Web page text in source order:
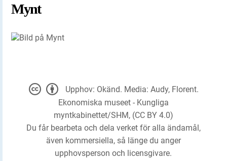
Mynt
Upphov: Okänd. Media: Audy, Florent.
Ekonomiska museet - Kungliga
myntkabinettet/SHM, (CC BY 4.0)
Du får bearbeta och dela verket för alla ändamål,
även kommersiella, så länge du anger
upphovsperson och licensgivare.